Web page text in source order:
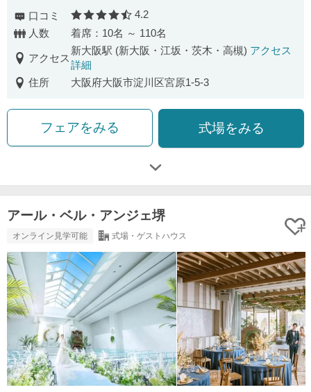
口コミ 口コミ評価
4.2
人数
着席：10名 ～ 110名
アクセス
新大阪駅 (新大阪・江坂・茨木・高槻) アクセス
詳細
住所
大阪府大阪市淀川区宮原1-5-3
フェアをみる 式場をみる
アール・ベル・アンジェ堺
オンライン見学可能 式場・ゲストハウス